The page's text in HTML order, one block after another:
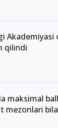
Akademiyasi
qilindi
maksimal
mezonlari